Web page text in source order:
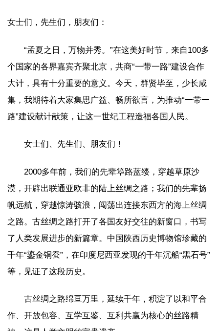
女士们，先生们，朋友们：
“孟夏之日，万物并秀。”在这美好时节，来自100多
个国家的各界嘉宾齐聚北京，共商“一带一路”建设合作
大计，具有十分重要的意义。今天，群贤毕至，少长咸
集，我期待着大家集思广益、畅所欲言，为推动“一带一
路”建设献计献策，让这一世纪工程造福各国人民。
女士们、先生们、朋友们！
2000多年前，我们的先辈筚路蓝缕，穿越草原沙
漠，开辟出联通亚欧非的陆上丝绸之路；我们的先辈扬
帆远航，穿越惊涛骇浪，闯荡出连接东西方的海上丝绸
之路。古丝绸之路打开了各国友好交往的新窗口，书写
了人类发展进步的新篇章。中国陕西历史博物馆珍藏的
千年“鎏金铜蚕”，在印度尼西亚发现的千年沉船“黑石号”
等，见证了这段历史。
古丝绸之路绵亘万里，延续千年，积淀了以和平合
作、开放包容、互学互鉴、互利共赢为核心的丝路精